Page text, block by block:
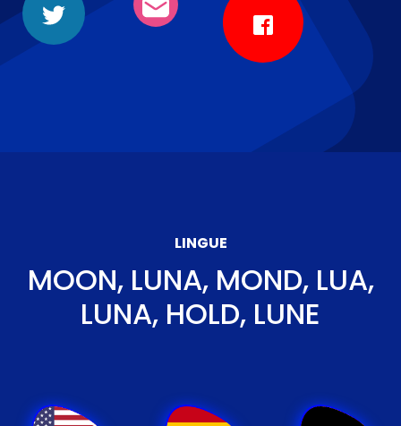
LINGUE
MOON, LUNA, MOND, LUA,
LUNA, HOLD, LUNE